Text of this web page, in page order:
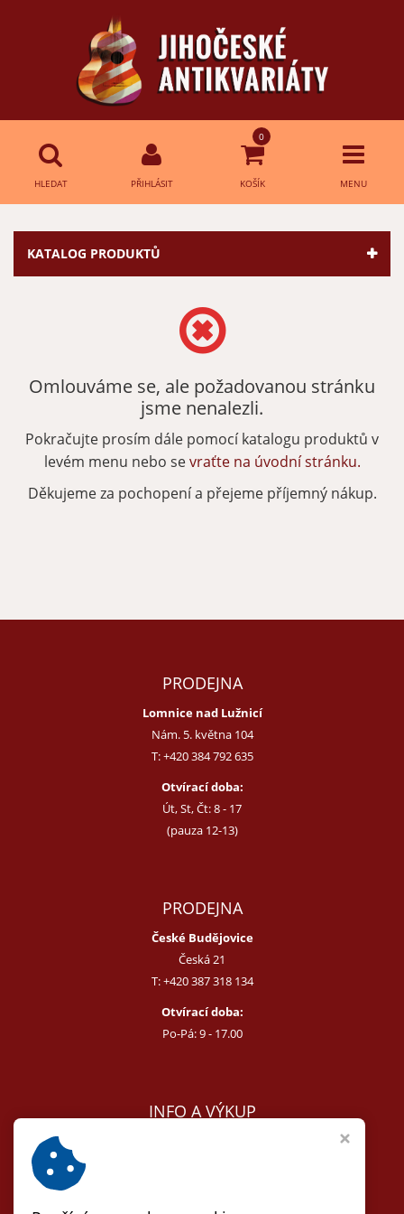
HLEDAT PŘIHLÁSIT
0
KOŠÍK MENU
Přihlášení
Přihlásit
Zapomenuté heslo Nová registrace
KATALOG PRODUKTŮ
Omlouváme se, ale požadovanou stránku
jsme nenalezli.
Pokračujte prosím dále pomocí katalogu produktů v
levém menu nebo sevraťte na úvodní stránku.
Děkujeme za pochopení a přejeme příjemný nákup.
PRODEJNA
Lomnice nad Lužnicí
Nám. 5. května 104
T:+420 384 792 635
Otvírací doba:
Út, St, Čt: 8 - 17
(pauza 12-13)
PRODEJNA
České Budějovice
Česká 21
T:+420 387 318 134
Otvírací doba:
Po-Pá: 9 - 17.00
INFO A VÝKUP